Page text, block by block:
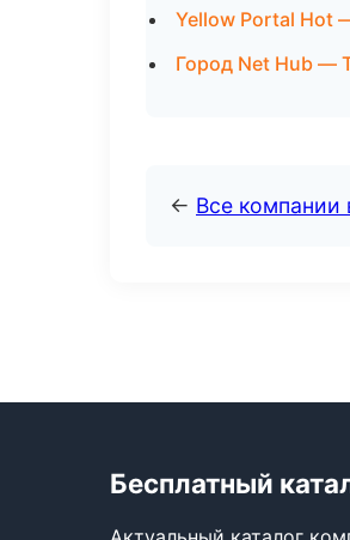
Yellow Portal Hot
Город Net Hub —
← Все компании
Бесплатный